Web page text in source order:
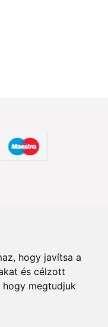
hogy javítsa a
és célzott
hogy megtudjuk